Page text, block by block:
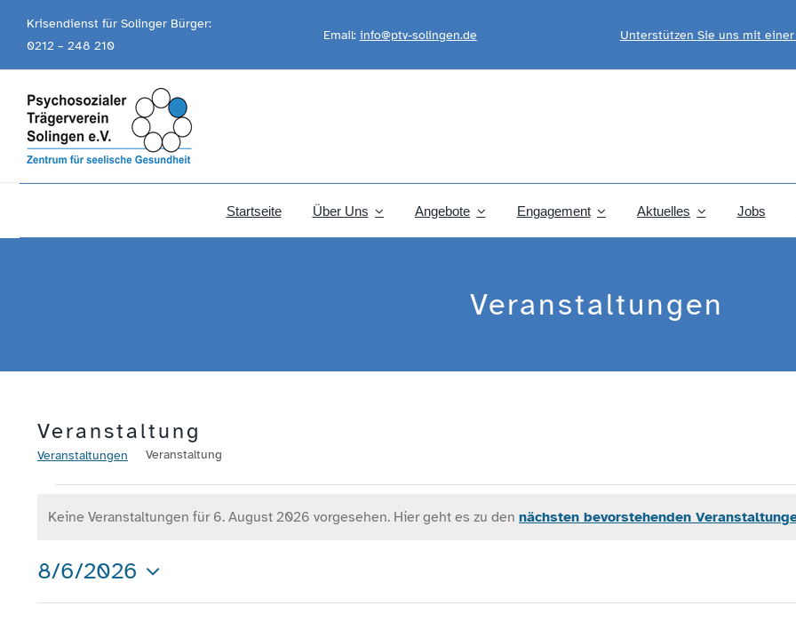
Krisendienst für Solinger Bürger:
0212 – 248 210
Email: info@ptv-solingen.de Unterstützen Sie uns mit einer
Startseite Über Uns Angebote Engagement Aktuelles Jobs
Veranstaltungen
Veranstaltung
Veranstaltungen Veranstaltung
für
6.
August
Keine Veranstaltungen für 6. August 2026 vorgesehen. Hier geht es zu den nächsten bevorstehenden
8/6/2026
Datum